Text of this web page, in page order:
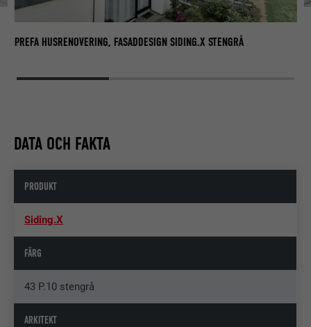
PREFA HUSRENOVERING, FASADDESIGN SIDING.X STENGRÅ
DATA OCH FAKTA
PRODUKT
Siding.X
FÄRG
43 P.10 stengrå
ARKITEKT